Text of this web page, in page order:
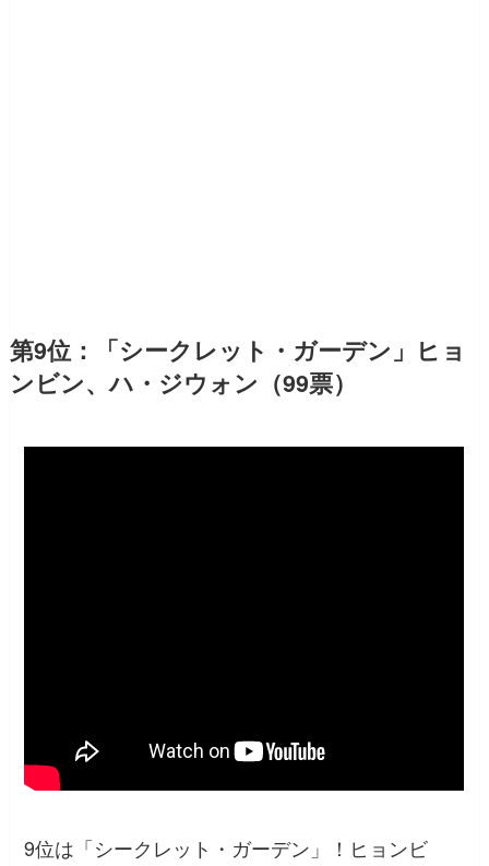
第9位：「シークレット・ガーデン」ヒョ
ンビン、ハ・ジウォン（99票）
9位は「シークレット・ガーデン」！ヒョンビ